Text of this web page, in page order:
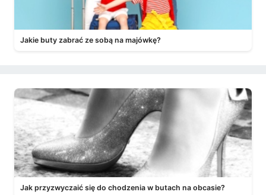
Jakie buty zabrać ze sobą na majówkę?
Jak przyzwyczaić się do chodzenia w butach na obcasie?